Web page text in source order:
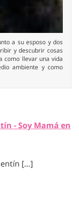
a su esposo y dos
y descubrir cosas
como llevar una vida
ambiente y como
- Soy Mamá en
[…]